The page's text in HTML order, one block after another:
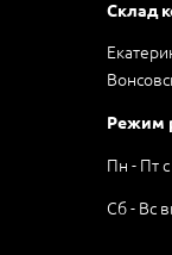
Склад
Режим
Пн - Пт
Сб - Вс